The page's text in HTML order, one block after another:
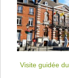
Visite guidée